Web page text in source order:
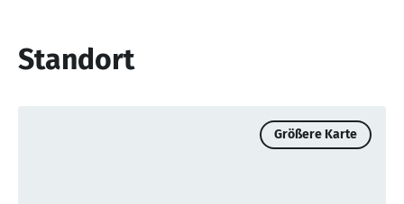
Standort
Größere Karte